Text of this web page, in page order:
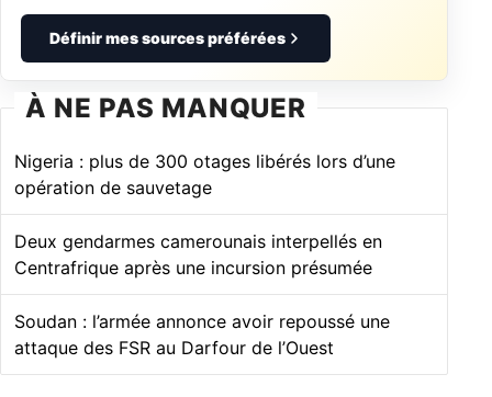
Définir mes sources préférées
À NE PAS MANQUER
Nigeria : plus de 300 otages libérés lors d’une
opération de sauvetage
Deux gendarmes camerounais interpellés en
Centrafrique après une incursion présumée
Soudan : l’armée annonce avoir repoussé une
attaque des FSR au Darfour de l’Ouest